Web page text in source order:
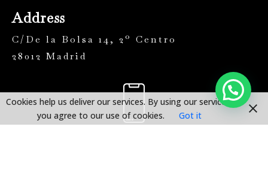
Address
C/De la Bolsa 14, 2º Centro
28012 Madrid
Cookies help us deliver our services. By using our services,
you agree to our use of cookies.
Got it